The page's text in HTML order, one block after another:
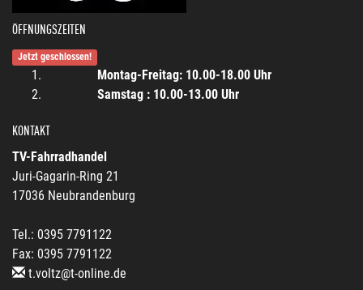
ÖFFNUNGSZEITEN
Jetzt geschlossen!
Montag-Freitag: 10.00-18.00 Uhr
Samstag : 10.00-13.00 Uhr
KONTAKT
TV-Fahrradhandel
Juri-Gagarin-Ring 21
17036 Neubrandenburg
Tel.: 0395 7791122
Fax: 0395 7791122
t.voltz@t-online.de